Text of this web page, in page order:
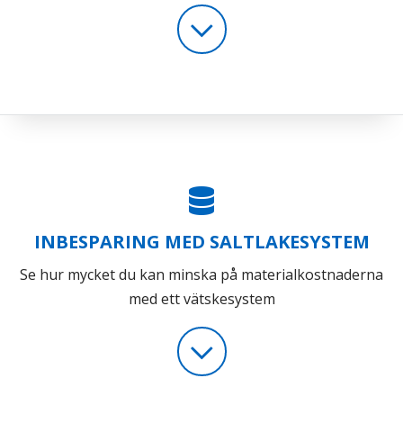
INBESPARING MED SALTLAKESYSTEM
Se hur mycket du kan minska på materialkostnaderna
med ett vätskesystem